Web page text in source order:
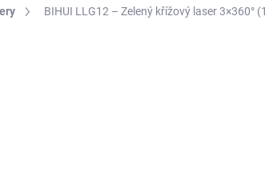
BIHUI LLG12 – Zelený křížový laser 3×360°